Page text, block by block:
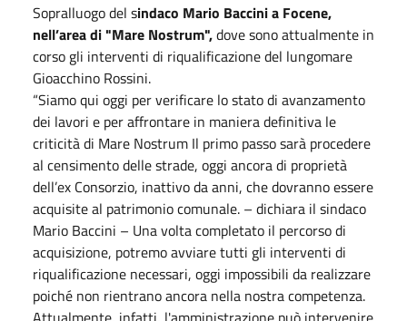
Sopralluogo del sindaco Mario Baccini a Focene,
nell’area di "Mare Nostrum",dove sono attualmente in
corso gli interventi di riqualificazione del lungomare
Gioacchino Rossini.
“Siamo qui oggi per verificare lo stato di avanzamento
dei lavori e per affrontare in maniera definitiva le
criticità di Mare Nostrum Il primo passo sarà procedere
al censimento delle strade, oggi ancora di proprietà
dell’ex Consorzio, inattivo da anni, che dovranno essere
acquisite al patrimonio comunale. – dichiara il sindaco
Mario Baccini – Una volta completato il percorso di
acquisizione, potremo avviare tutti gli interventi di
riqualificazione necessari, oggi impossibili da realizzare
poiché non rientrano ancora nella nostra competenza.